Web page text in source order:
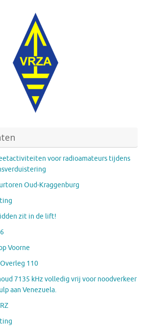
voor radioamateurs tijdens
Oud-Kraggenburg
zit in de lift!
Voorne
110
7135 kHz volledig vrij voor noodverkeer
aan Venezuela.